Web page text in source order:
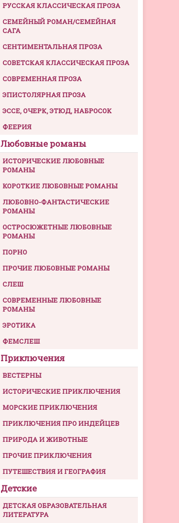
РУССКАЯ КЛАССИЧЕСКАЯ ПРОЗА
СЕМЕЙНЫЙ РОМАН/СЕМЕЙНАЯ
САГА
СЕНТИМЕНТАЛЬНАЯ ПРОЗА
СОВЕТСКАЯ КЛАССИЧЕСКАЯ ПРОЗА
СОВРЕМЕННАЯ ПРОЗА
ЭПИСТОЛЯРНАЯ ПРОЗА
ЭССЕ, ОЧЕРК, ЭТЮД, НАБРОСОК
ФЕЕРИЯ
Любовные романы
ИСТОРИЧЕСКИЕ ЛЮБОВНЫЕ
РОМАНЫ
КОРОТКИЕ ЛЮБОВНЫЕ РОМАНЫ
ЛЮБОВНО-ФАНТАСТИЧЕСКИЕ
РОМАНЫ
ОСТРОСЮЖЕТНЫЕ ЛЮБОВНЫЕ
РОМАНЫ
ПОРНО
ПРОЧИЕ ЛЮБОВНЫЕ РОМАНЫ
СЛЕШ
СОВРЕМЕННЫЕ ЛЮБОВНЫЕ
РОМАНЫ
ЭРОТИКА
ФЕМСЛЕШ
Приключения
ВЕСТЕРНЫ
ИСТОРИЧЕСКИЕ ПРИКЛЮЧЕНИЯ
МОРСКИЕ ПРИКЛЮЧЕНИЯ
ПРИКЛЮЧЕНИЯ ПРО ИНДЕЙЦЕВ
ПРИРОДА И ЖИВОТНЫЕ
ПРОЧИЕ ПРИКЛЮЧЕНИЯ
ПУТЕШЕСТВИЯ И ГЕОГРАФИЯ
Детские
ДЕТСКАЯ ОБРАЗОВАТЕЛЬНАЯ
ЛИТЕРАТУРА